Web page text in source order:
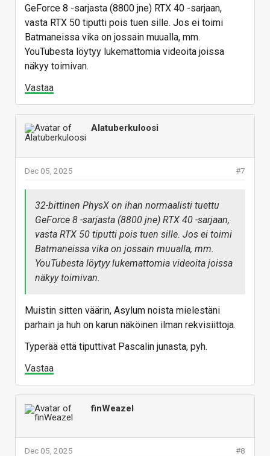
GeForce 8 -sarjasta (8800 jne) RTX 40 -sarjaan,
vasta RTX 50 tiputti pois tuen sille. Jos ei toimi
Batmaneissa vika on jossain muualla, mm.
YouTubesta löytyy lukemattomia videoita joissa
näkyy toimivan.
Vastaa
Alatuberkuloosi
#7
Dec 05, 2025
32-bittinen PhysX on ihan normaalisti tuettu
GeForce 8 -sarjasta (8800 jne) RTX 40 -sarjaan,
vasta RTX 50 tiputti pois tuen sille. Jos ei toimi
Batmaneissa vika on jossain muualla, mm.
YouTubesta löytyy lukemattomia videoita joissa
näkyy toimivan.
Muistin sitten väärin, Asylum noista mielestäni
parhain ja huh on karun näköinen ilman rekvisiittoja.
Typerää että tiputtivat Pascalin junasta, pyh.
Vastaa
finWeazel
#8
Dec 05, 2025